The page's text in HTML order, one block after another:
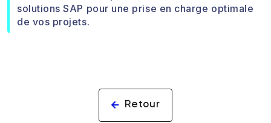
Retour
solutions SAP pour une prise en charge optimale
de vos projets.